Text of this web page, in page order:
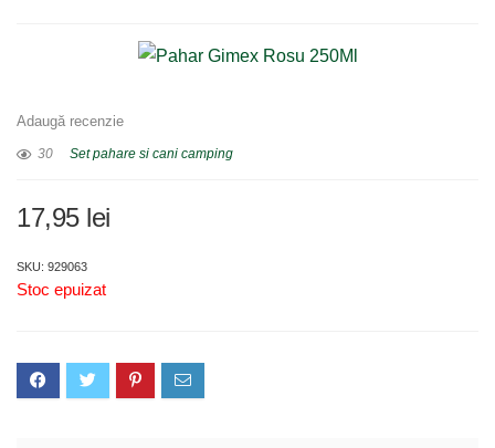
Adaugă recenzie
30 Set pahare si cani camping
17,95 lei
SKU: 929063
Stoc epuizat